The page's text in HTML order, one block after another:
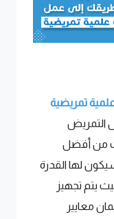
تمريضية
التمريض
من أفضل
لها القدرة
يتم تجهيز
معايير